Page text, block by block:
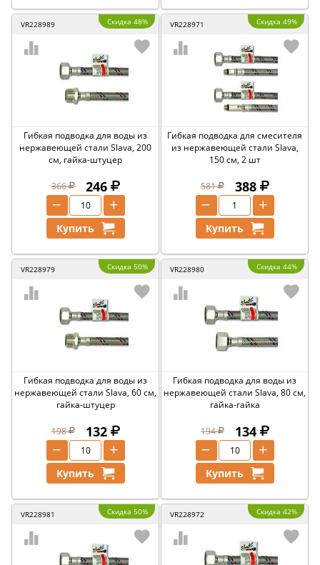
VR228989 Скидка 48%
Гибкая подводка для воды из
нержавеющей стали Slava, 200
см, гайка-штуцер
366 246
+
−
Купить
VR228971 Скидка 49%
Гибкая подводка для смесителя
из нержавеющей стали Slava,
150 см, 2 шт
581 388
+
−
Купить
VR228979 Скидка 50%
Гибкая подводка для воды из
нержавеющей стали Slava, 60 см,
гайка-штуцер
198 132
+
−
Купить
VR228980 Скидка 44%
Гибкая подводка для воды из
нержавеющей стали Slava, 80 см,
гайка-гайка
194 134
+
−
Купить
VR228981 Скидка 50% VR228972 Скидка 42%